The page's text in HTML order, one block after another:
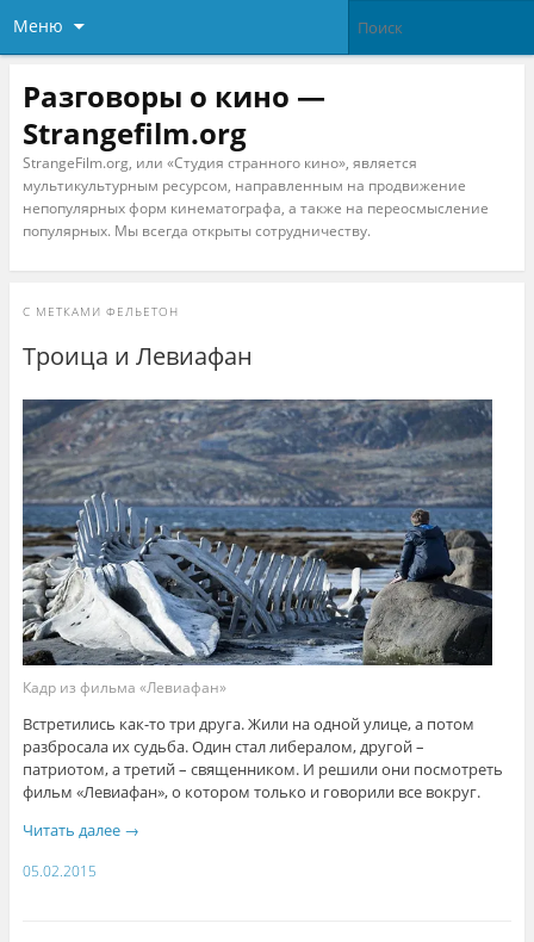
Меню
Разговоры о кино —
Strangefilm.org
StrangeFilm.org, или «Студия странного кино», является
мультикультурным ресурсом, направленным на продвижение
непопулярных форм кинематографа, а также на переосмысление
популярных. Мы всегда открыты сотрудничеству.
С МЕТКАМИ ФЕЛЬЕТОН
Троица и Левиафан
Кадр из фильма «Левиафан»
Встретились как-то три друга. Жили на одной улице, а потом
разбросала их судьба. Один стал либералом, другой –
патриотом, а третий – священником. И решили они посмотреть
фильм «Левиафан», о котором только и говорили все вокруг.
Читать далее →
05.02.2015